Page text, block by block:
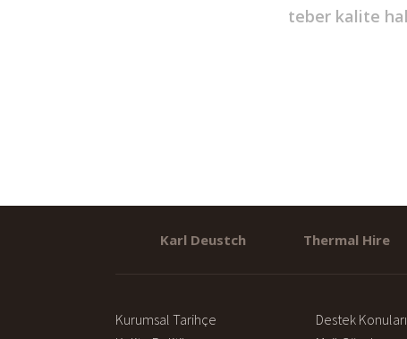
teber kalite
Karl Deustch Thermal Hire
Kurumsal Tarihçe
Destek Konuları